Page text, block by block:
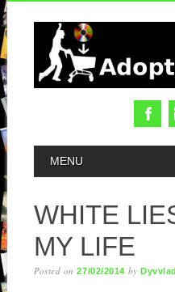
MAIN MENU
MENU
WHITE
MY LIFE
Posted on27/02/2014 byDyvvlad